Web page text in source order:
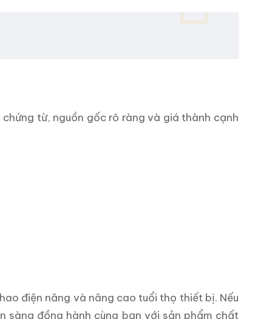
từ, nguồn gốc rõ ràng và giá thành cạnh
điện năng và nâng cao tuổi thọ thiết bị. Nếu
sàng đồng hành cùng bạn với sản phẩm chất